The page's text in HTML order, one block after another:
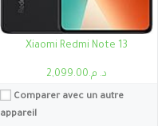
Xiaomi Redmi Note 13
د. م.2,099.00
Comparer avec un autre
appareil